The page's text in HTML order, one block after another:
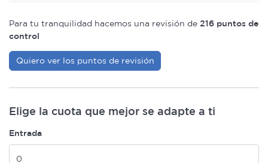
Para tu tranquilidad hacemos una revisión de 216 puntos de
control
Quiero ver los puntos de revisión
Elige la cuota que mejor se adapte a ti
Entrada